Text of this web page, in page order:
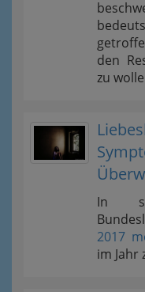
den
zu
In
2017
im Jahr